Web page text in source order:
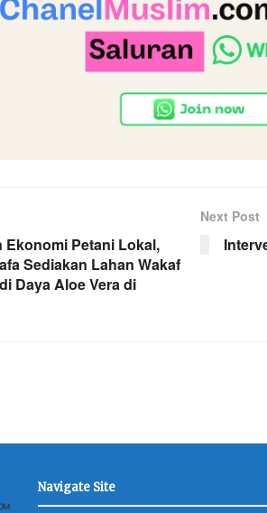
Ekonomi Petani Lokal,
Sediakan Lahan Wakaf
Daya Aloe Vera di
Next Post
Navigate Site